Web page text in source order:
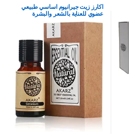
اكارز زيت جيرانيوم اساسي طبيعي
عضوي للعناية بالشعر والبشرة
والجسم، موزع للشموع والصابون
والحرف اليدوية والتدليك، 10 مل